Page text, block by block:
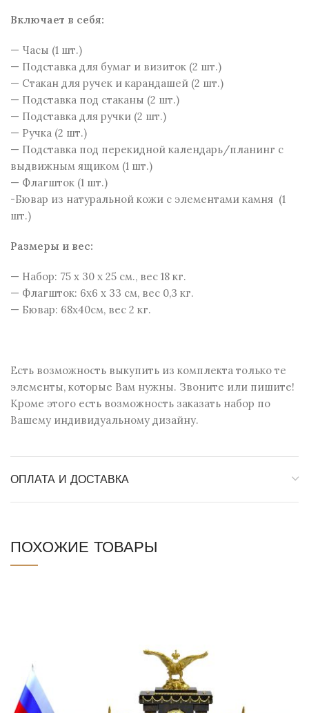
Включает в себя:
— Часы (1 шт.)
— Подставка для бумаг и визиток (2 шт.)
— Стакан для ручек и карандашей (2 шт.)
— Подставка под стаканы (2 шт.)
— Подставка для ручки (2 шт.)
— Ручка (2 шт.)
— Подставка под перекидной календарь/планинг с
выдвижным ящиком (1 шт.)
— Флагшток (1 шт.)
-Бювар из натуральной кожи c элементами камня (1
шт.)
Размеры и веc:
— Набор: 75 x 30 x 25 см., вес 18 кг.
— Флагшток: 6х6 х 33 см, вес 0,3 кг.
— Бювар: 68х40см, вес 2 кг.
Есть возможность выкупить из комплекта только те
элементы, которые Вам нужны. Звоните или пишите!
Кроме этого есть возможность заказать набор по
Вашему индивидуальному дизайну.
ОПЛАТА И ДОСТАВКА
ПОХОЖИЕ ТОВАРЫ